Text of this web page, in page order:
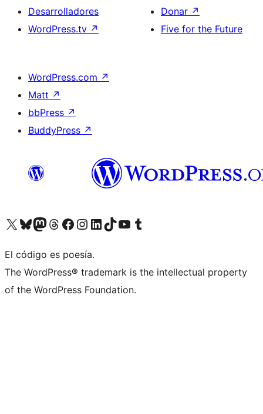
Desarrolladores
WordPress.tv ↗
Donar ↗
Five for the Future
WordPress.com ↗
Matt ↗
bbPress ↗
BuddyPress ↗
Visitá nuestra cuenta de X (anteriormente Twitter)
Visitá nuestra cuenta de Bluesky
Visitá nuestra cuenta de Mastodon
Visitá nuestra cuenta de Threads
Visitá nuestra página de Facebook
Visitá nuestra cuenta de Instagram
Visitá nuestra cuenta de LinkedIn
Visitá nuestra cuenta de TikTok
Visitá nuestro canal de YouTube
Visitá nuestra cuenta de Tumblr
El código es poesía.
The WordPress® trademark is the intellectual property
of the WordPress Foundation.